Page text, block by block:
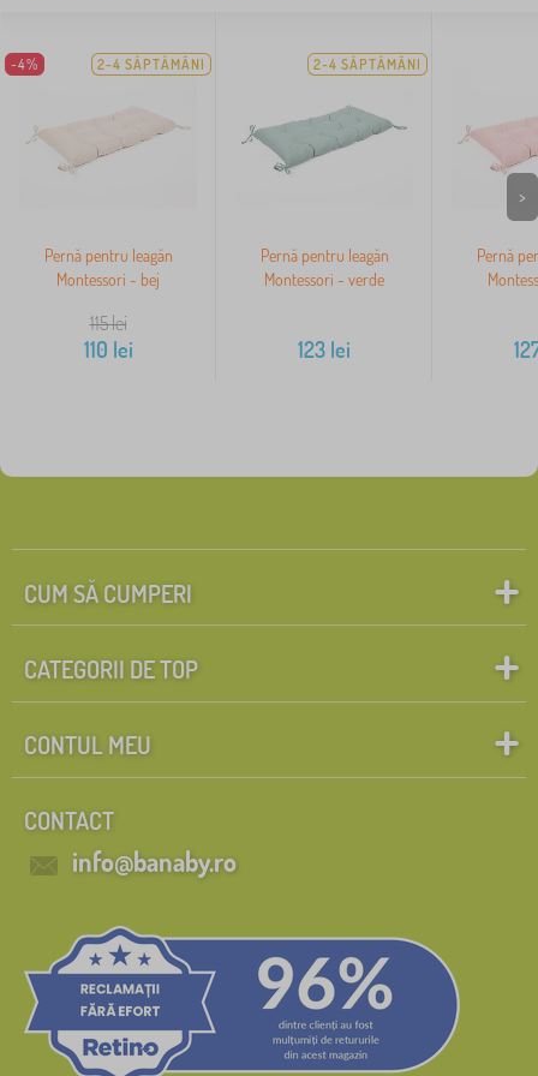
-4% 2-4 SĂPTĂMÂNI
Pernă pentru leagăn
Montessori - bej
115lei
110 lei
2-4 SĂPTĂMÂNI
Pernă pentru leagăn
Montessori - verde
123 lei
Pernă
>
CUM SĂ CUMPERI
CATEGORII DE TOP
CONTUL MEU
CONTACT
info@banaby.ro